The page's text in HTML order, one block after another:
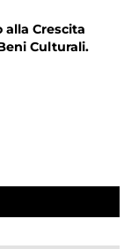
alla Crescita
Culturali.